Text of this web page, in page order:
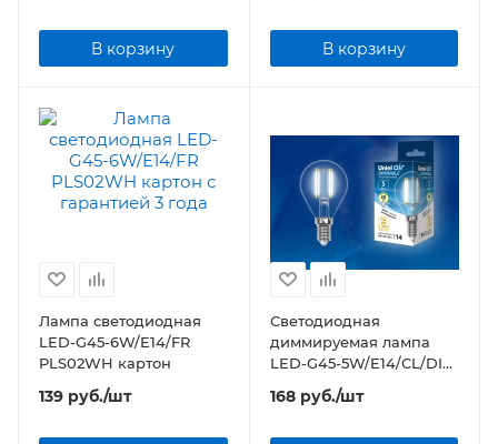
В корзину В корзину
Лампа светодиодная
LED-G45-6W/E14/FR
PLS02WH картон
139 руб./шт
Светодиодная
диммируемая лампа
LED-G45-5W/E14/CL/DIM
прозрачная
168руб./шт